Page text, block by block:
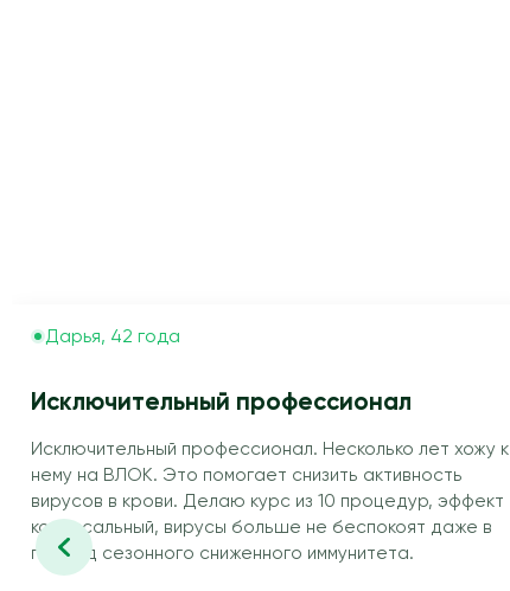
Дарья, 42 года
Исключительный профессионал
Исключительный профессионал. Несколько лет хожу к
нему на ВЛОК. Это помогает снизить активность
вирусов в крови. Делаю курс из 10 процедур, эффект
колоссальный, вирусы больше не беспокоят даже в
период сезонного сниженного иммунитета.